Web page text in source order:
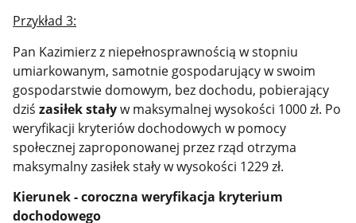
Przykład 3:
Pan Kazimierz z niepełnosprawnością w stopniu
umiarkowanym, samotnie gospodarujący w swoim
gospodarstwie domowym, bez dochodu, pobierający
dziśzasiłek staływ maksymalnej wysokości 1000 zł. Po
weryfikacji kryteriów dochodowych w pomocy
społecznej zaproponowanej przez rząd otrzyma
maksymalny zasiłek stały w wysokości 1229 zł.
Kierunek - coroczna weryfikacja kryterium
dochodowego